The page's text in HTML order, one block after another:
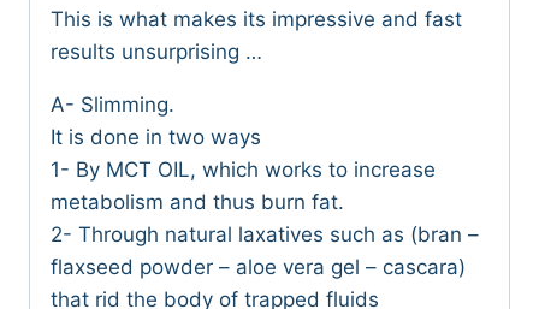
This is what makes its impressive and fast
results unsurprising …
A- Slimming.
It is done in two ways
1- By MCT OIL, which works to increase
metabolism and thus burn fat.
2- Through natural laxatives such as (bran –
flaxseed powder – aloe vera gel – cascara)
that rid the body of trapped fluids